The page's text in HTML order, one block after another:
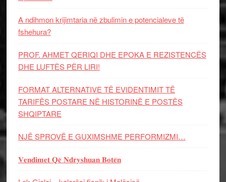
A ndihmon krijimtaria në zbulimin e potencialeve të
fshehura?
PROF. AHMET QERIQI DHE EPOKA E REZISTENCЁS
DHE LUFTЁS PЁR LIRI!
FORMAT ALTERNATIVE TË EVIDENTIMIT TË
TARIFËS POSTARE NË HISTORINË E POSTËS
SHQIPTARE
NJË SPROVË E GUXIMSHME PERFORMIZMI…
𝐕𝐞𝐧𝐝𝐢𝐦𝐞𝐭 𝐐𝐞̈ 𝐍𝐝𝐫𝐲𝐬𝐡𝐮𝐚𝐧 𝐁𝐨𝐭𝐞̈𝐧